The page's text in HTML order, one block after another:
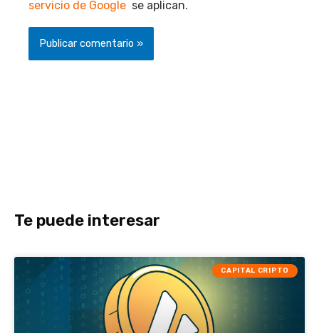
servicio de Google se aplican.
Te puede interesar
CAPITAL CRIPTO